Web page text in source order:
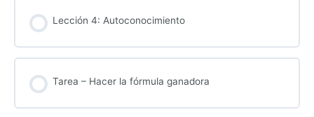
Lección 4: Autoconocimiento
Tarea – Hacer la fórmula ganadora